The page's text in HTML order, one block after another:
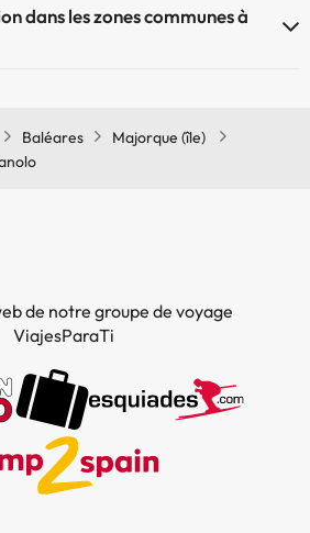
d'autres installations.
dans les zones communes à
Baléares
Majorque (île)
de notre groupe de voyage
ViajesParaTi